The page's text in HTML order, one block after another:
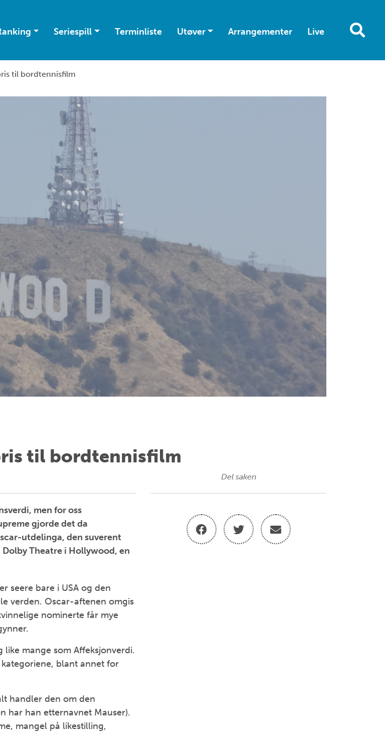
Seriespill Terminliste Utøver Arrangementer Live
til bordtennisfilm
til bordtennisfilm
men for oss
gjorde det da
utdelinga, den suverent
Theatre i Hollywood, en
seere bare i USA og den
verden. Oscar-aftenen omgis
nominerte får mye
mange som Affeksjonverdi.
blant annet for
handler den om den
har han etternavnet Mauser).
mangel på likestilling,
Del saken